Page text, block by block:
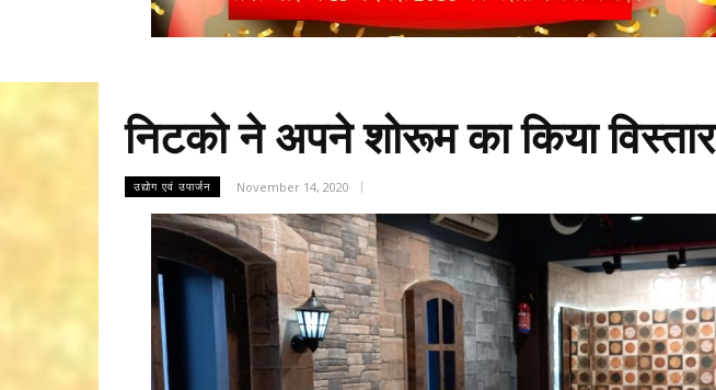
निटको ने अपने शोरूम का किया विस्तार
उद्योग एवं उपार्जन November 14, 2020